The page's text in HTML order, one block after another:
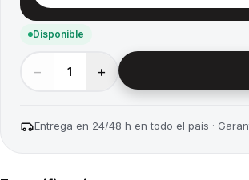
Disponible
− 1 +
Entrega en 24/48 h en todo el país ·